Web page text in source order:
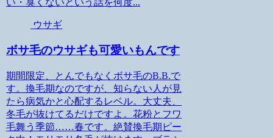
ウサギ
ボサ毛のウサギも可愛いもんです
期間限定、とんでもなくボサ毛のB.B.で
す。換毛期なのですが、知らない人が見
たら病気かと心配するレベル。大丈夫、
冬毛が抜けてるだけですよ。花粉とフワ
毛舞う季節……春です。絶賛換毛期ピー